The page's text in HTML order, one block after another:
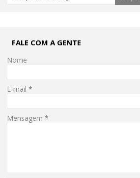
FALE COM A GENTE
Nome
E-mail*
Mensagem*